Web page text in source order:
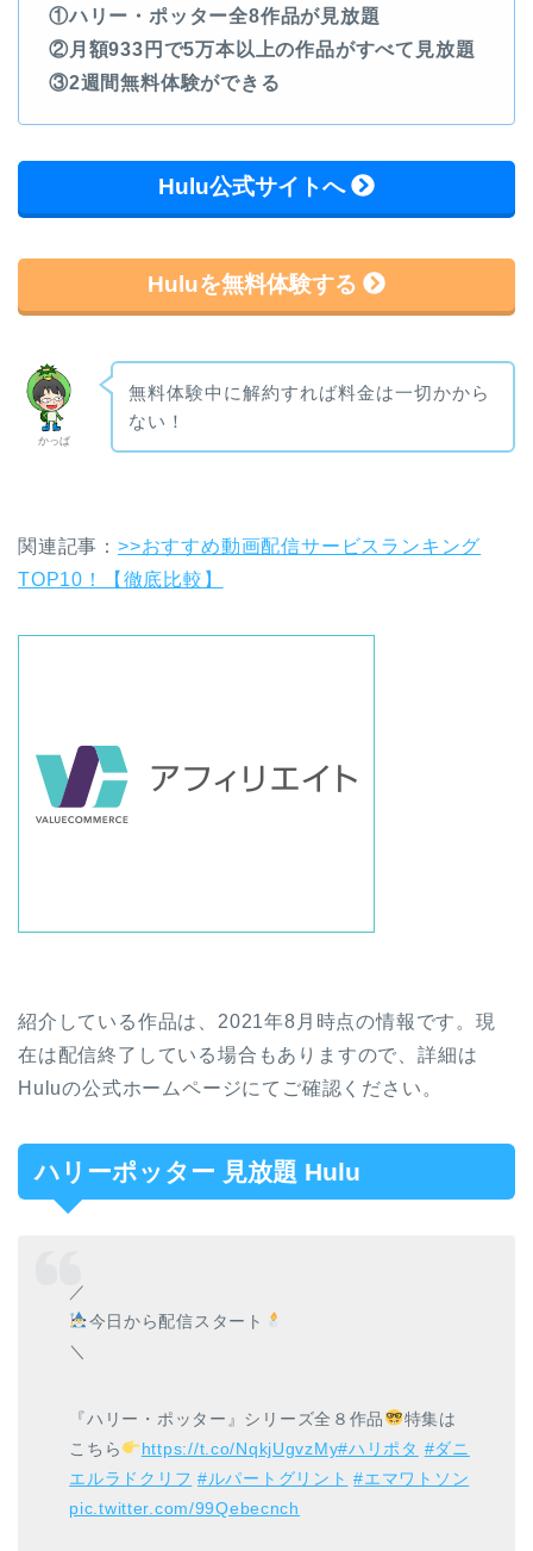
①ハリー・ポッター全8作品が見放題
②月額933円で5万本以上の作品がすべて見放題
③2週間無料体験ができる
Hulu公式サイトへ
Huluを無料体験する
かっぱ
無料体験中に解約すれば料金は一切かから
ない！
関連記事： >>おすすめ動画配信サービスランキング
TOP10！【徹底比較】
紹介している作品は、2021年8月時点の情報です。現
在は配信終了している場合もありますので、詳細は
Huluの公式ホームページにてご確認ください。
ハリーポッター 見放題 Hulu
／
今日から配信スタート
＼
『ハリー・ポッター』シリーズ全８作品
特集は
こちら
https://t.co/NqkjUgvzMy#ハリポタ #ダニ
エルラドクリフ #ルパートグリント #エマワトソン
pic.twitter.com/99Qebecnch